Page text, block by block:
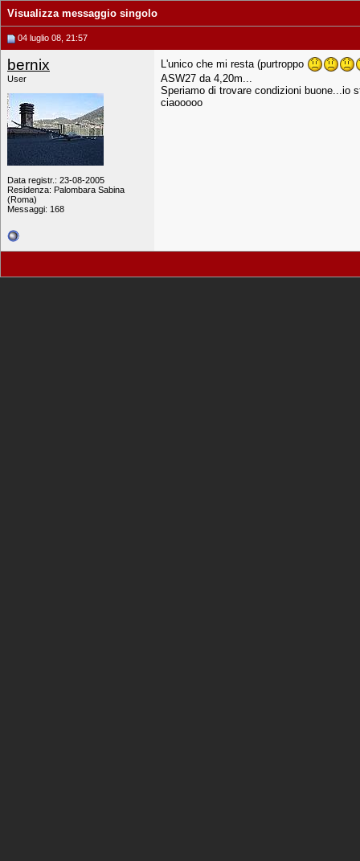
Visualizza messaggio singolo
04 luglio 08, 21:57
bernix
User
Data registr.: 23-08-2005
Residenza: Palombara Sabina
(Roma)
Messaggi: 168
L'unico che mi resta (purtroppo
ASW27 da 4,20m...
Speriamo di trovare condizioni buone...io
ciaooooo